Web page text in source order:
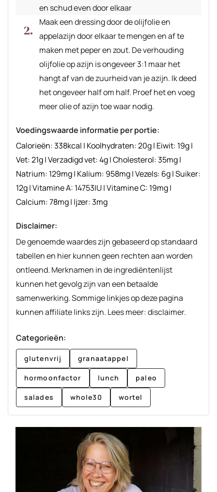
en schud even door elkaar
Maak een dressing door de olijfolie en
appelazijn door elkaar te mengen en af te
maken met peper en zout. De verhouding
olijfolie op azijn is ongeveer 3:1 maar het
hangt af van de zuurheid van je azijn. Ik deed
het ongeveer half om half. Proef het en voeg
meer olie of azijn toe waar nodig.
Voedingswaarde informatie per portie:
Calorieën:338kcal | Koolhydraten:20g| Eiwit: 19g|
Vet:21g|Verzadigd vet:4g|Cholesterol:35mg|
Natrium: 129mg| Kalium: 958mg|Vezels: 6g|Suiker:
12g|Vitamine A: 14753IU|Vitamine C: 19mg|
Calcium:78mg| Ijzer:3mg
Disclaimer:
De genoemde waardes zijn gebaseerd op standaard
tabellen en hier kunnen geen rechten aan worden
ontleend. Merknamen in de ingrediëntenlijst
kunnen het gevolg zijn van een betaalde
samenwerking. Sommige linkjes op deze pagina
kunnen affiliate links zijn. Lees meer: disclaimer.
Categorieën:
glutenvrij granaatappel
hormoonfactor lunch paleo
salades whole30 wortel